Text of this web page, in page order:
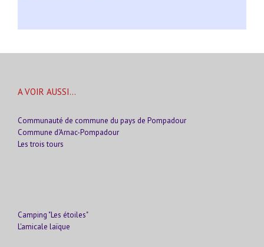
A VOIR AUSSI…
Communauté de commune du pays de Pompadour
Commune d'Arnac-Pompadour
Les trois tours
Camping "Les étoiles"
L'amicale laïque